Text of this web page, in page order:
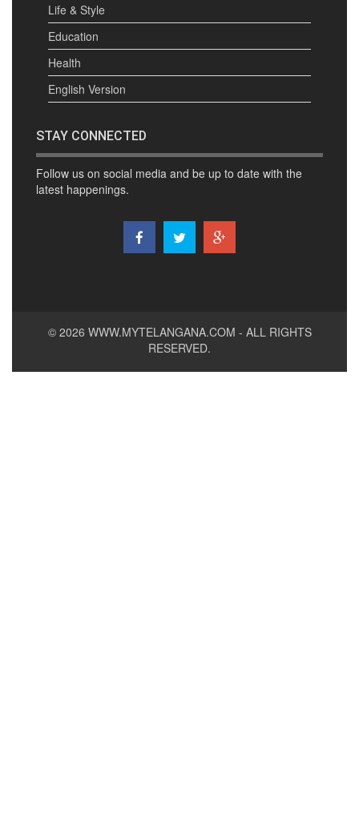
Life & Style
Education
Health
English Version
STAY CONNECTED
Follow us on social media and be up to date with the
latest happenings.
© 2026 WWW.MYTELANGANA.COM - ALL RIGHTS
RESERVED.